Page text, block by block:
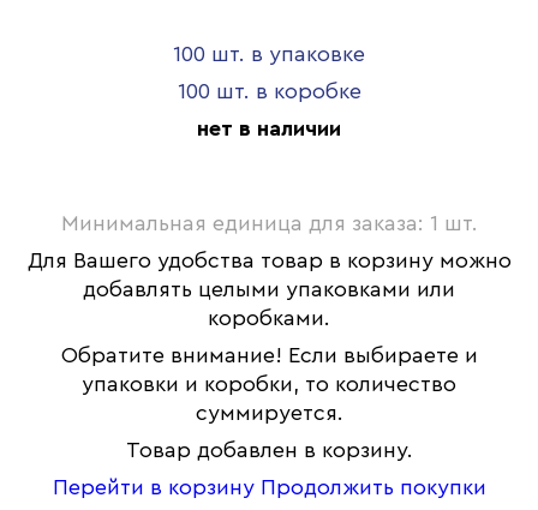
100 шт. в упаковке
100 шт. в коробке
нет в наличии
Минимальная единица для заказа: 1 шт.
Для Вашего удобства товар в корзину можно
добавлять целыми упаковками или
коробками.
Обратите внимание! Если выбираете и
упаковки и коробки, то количество
суммируется.
Товар добавлен в корзину.
Перейти в корзину Продолжить покупки